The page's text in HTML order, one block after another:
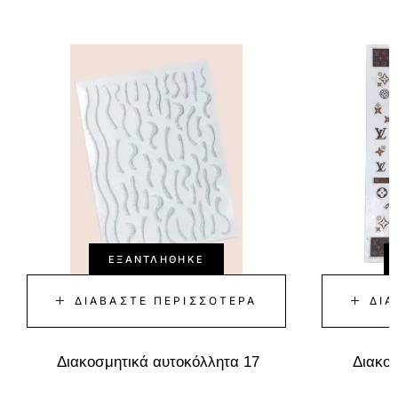
ΕΞΑΝΤΛΉΘΗΚΕ
ΔΙΑΒΆΣΤΕ ΠΕΡΙΣΣΌΤΕΡΑ
Διακοσμητικά αυτοκόλλητα 17